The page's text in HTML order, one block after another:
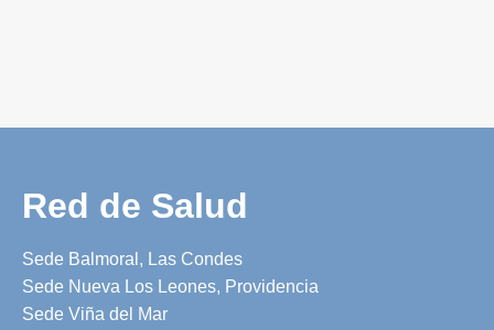
Red de Salud
Sede Balmoral, Las Condes
Sede Nueva Los Leones, Providencia
Sede Viña del Mar